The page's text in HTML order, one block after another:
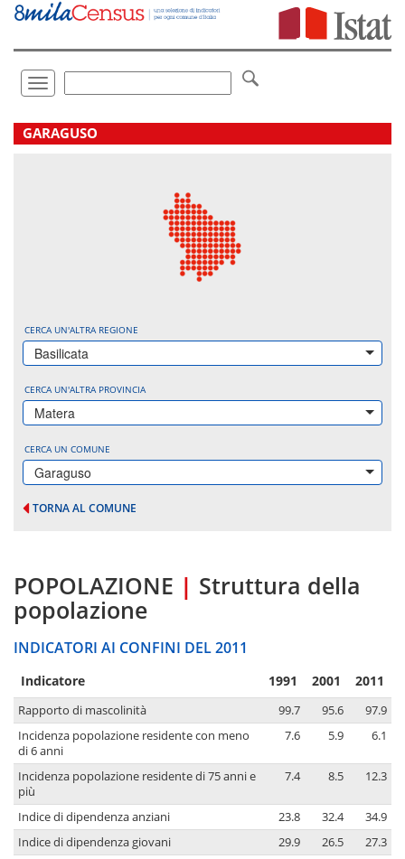
Vai
direttamente
Toggle
navigation
.
GARAGUSO
CERCA UN'ALTRA REGIONE
Basilicata
CERCA UN'ALTRA PROVINCIA
Matera
CERCA UN COMUNE
Garaguso
TORNA AL COMUNE
POPOLAZIONE | Struttura della
popolazione
INDICATORI AI CONFINI DEL 2011
Indicatore 1991 2001 2011
Rapporto di mascolinità 99.7 95.6
97.9
Incidenza popolazione residente con meno
di 6 anni
7.6 5.9 6.1
Incidenza popolazione residente di 75 anni e
più
7.4 8.5 12.3
Indice di dipendenza anziani 23.8 32.4
34.9
Indice di dipendenza giovani
29.9 26.5
27.3